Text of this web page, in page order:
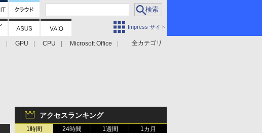
Impress サイト
全カテゴリ
GPU CPU
Microsoft Office
アクセスランキング
1時間 24時間 1週間 1カ月